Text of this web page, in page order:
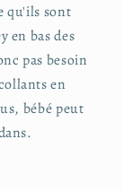
qu'ils sont
en bas des
pas besoin
en
bébé peut